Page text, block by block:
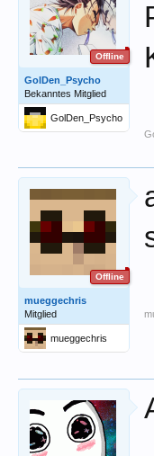
Offline
GolDen_Psycho
Bekanntes Mitglied
GolDen_Psycho
Offline
mueggechris
Mitglied
mueggechris